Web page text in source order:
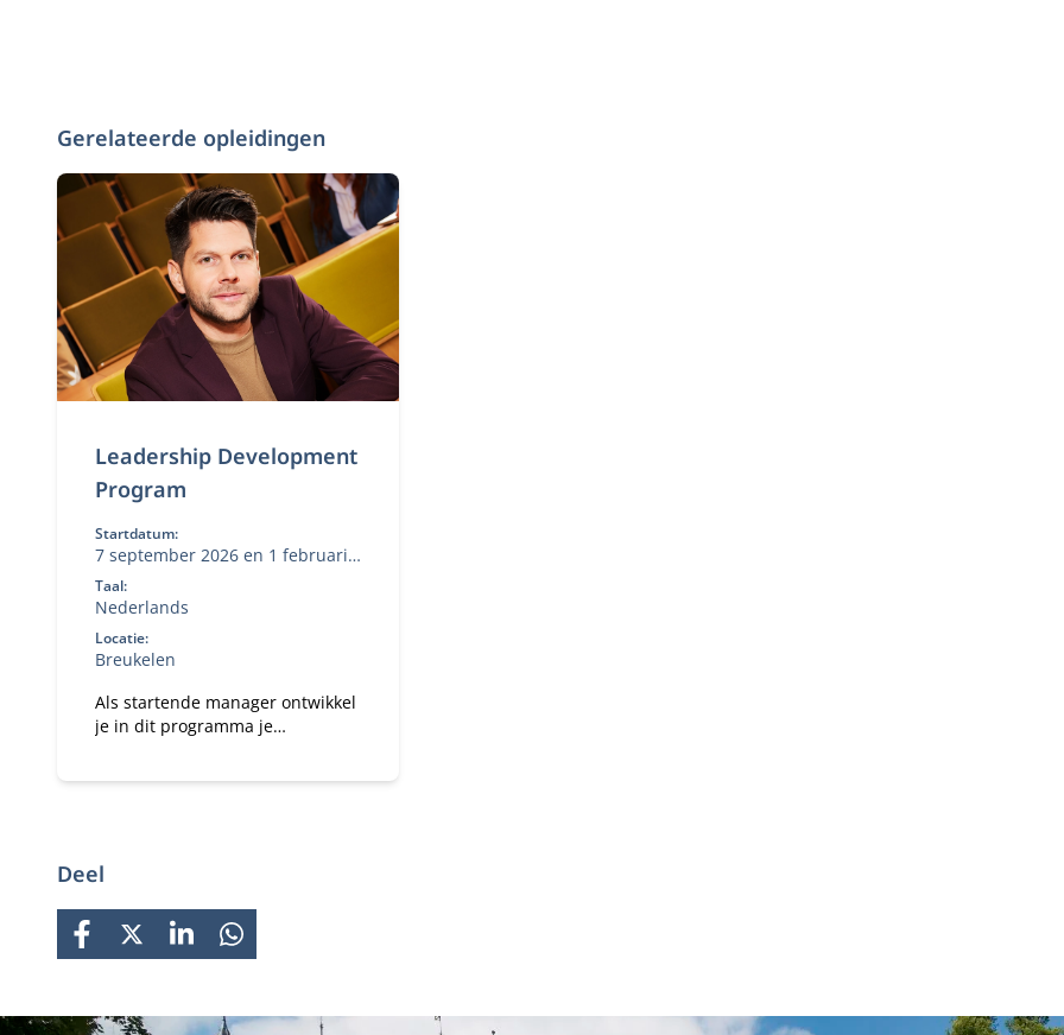
Gerelateerde opleidingen
Leadership Development
Program
Startdatum:
7 september 2026 en 1 februari
2027
Taal:
Nederlands
Locatie:
Breukelen
Als startende manager ontwikkel
je in dit programma je
organisatiedoelen.
Deel
FACEBOOK
X LINKEDINWHATSAPP